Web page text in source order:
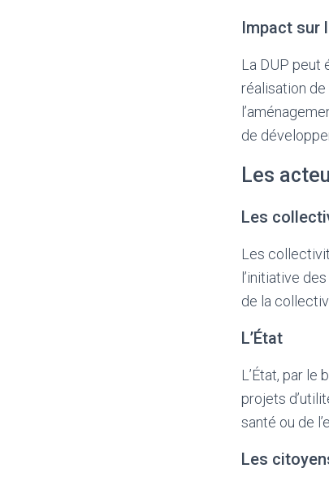
Impact sur
La DUP peut
réalisation
de
Les
Les
Les
l’initiative
de la
L’État
L’État, par
projets
santé ou de
Les